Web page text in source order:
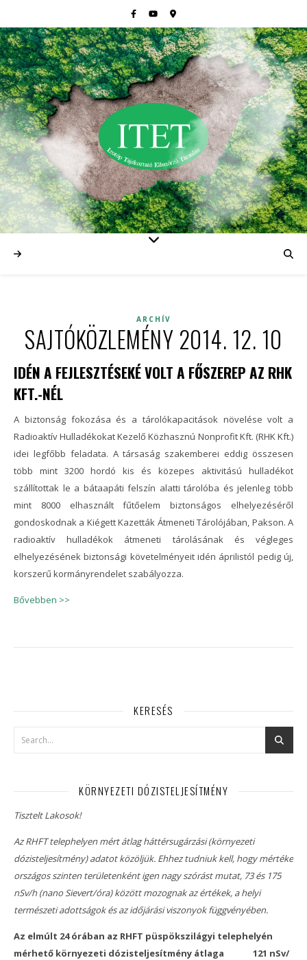
ARCHÍV
SAJTÓKÖZLEMÉNY 2014. 12. 10
IDÉN A FEJLESZTÉSEKÉ VOLT A FŐSZEREP AZ RHK
KFT.-NÉL
A biztonság fokozása és a tárolókapacitások növelése volt a
Radioaktív Hulladékokat Kezelő Közhasznú Nonprofit Kft. (RHK Kft.)
idei legfőbb feladata. A társaság szakemberei eddig összesen
több mint 3200 hordó kis és közepes aktivitású hulladékot
szállítottak le a bátaapáti felszín alatti tárolóba és jelenleg több
mint 8000 elhasznált fűtőelem biztonságos elhelyezéséről
gondoskodnak a Kiégett Kazetták Átmeneti Tárolójában, Pakson. A
radioaktív hulladékok átmeneti tárolásának és végleges
elhelyezésének biztonsági követelményeit idén áprilistól pedig új,
korszerű kormányrendelet szabályozza.
Bővebben >>
KERESÉS
KÖRNYEZETI DÓZISTELJESÍTMÉNY
Tisztelt Lakosok!
Az RHFT telephelyen mért átlag háttérsugárzási (környezeti
dózisteljesítmény) adatot közöljük. Ehhez tudniuk kell, hogy mértéke
országos szinten területenként igen nagy szórást mutat, 73 és 175
nSv/h (nano Sievert/óra) között mozognak az értékek, a helyi
természeti adottságok és az időjárási viszonyok függvényében.
Az elmúlt 24 órában az RHFT püspökszilágyi telephelyén
mérhető környezeti dózisteljesítmény átlaga 121 nSv/